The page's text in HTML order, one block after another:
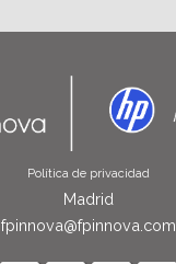
Política de privacidad
Madrid
fpinnova@fpinnova.com